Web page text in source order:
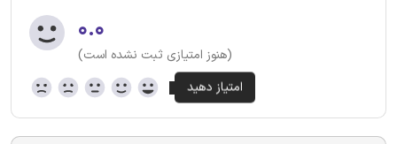
۰.۰
(هنوز امتیازی ثبت نشده است)